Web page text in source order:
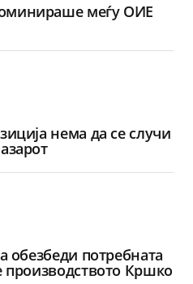
меѓу ОИЕ
нема да се случи
обезбеди потребната
производството Кршко